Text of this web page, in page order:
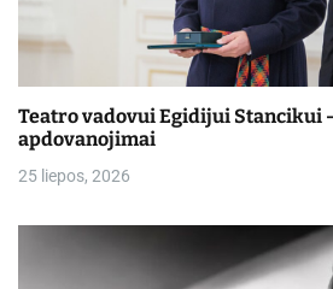
Teatro vadovui Egidijui Stancikui
apdovanojimai
25 liepos, 2026